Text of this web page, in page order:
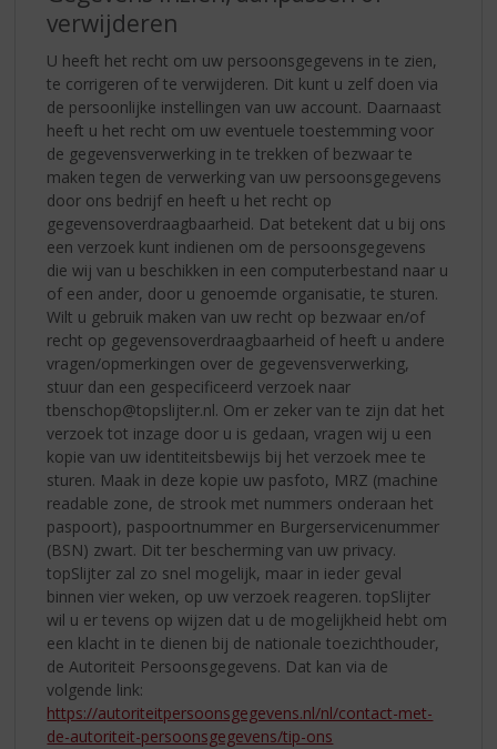
verwijderen
U heeft het recht om uw persoonsgegevens in te zien,
te corrigeren of te verwijderen. Dit kunt u zelf doen via
de persoonlijke instellingen van uw account. Daarnaast
heeft u het recht om uw eventuele toestemming voor
de gegevensverwerking in te trekken of bezwaar te
maken tegen de verwerking van uw persoonsgegevens
door ons bedrijf en heeft u het recht op
gegevensoverdraagbaarheid. Dat betekent dat u bij ons
een verzoek kunt indienen om de persoonsgegevens
die wij van u beschikken in een computerbestand naar u
of een ander, door u genoemde organisatie, te sturen.
Wilt u gebruik maken van uw recht op bezwaar en/of
recht op gegevensoverdraagbaarheid of heeft u andere
vragen/opmerkingen over de gegevensverwerking,
stuur dan een gespecificeerd verzoek naar
tbenschop@topslijter.nl. Om er zeker van te zijn dat het
verzoek tot inzage door u is gedaan, vragen wij u een
kopie van uw identiteitsbewijs bij het verzoek mee te
sturen. Maak in deze kopie uw pasfoto, MRZ (machine
readable zone, de strook met nummers onderaan het
paspoort), paspoortnummer en Burgerservicenummer
(BSN) zwart. Dit ter bescherming van uw privacy.
topSlijter zal zo snel mogelijk, maar in ieder geval
binnen vier weken, op uw verzoek reageren. topSlijter
wil u er tevens op wijzen dat u de mogelijkheid hebt om
een klacht in te dienen bij de nationale toezichthouder,
de Autoriteit Persoonsgegevens. Dat kan via de
volgende link:
https://autoriteitpersoonsgegevens.nl/nl/contact-met-
de-autoriteit-persoonsgegevens/tip-ons